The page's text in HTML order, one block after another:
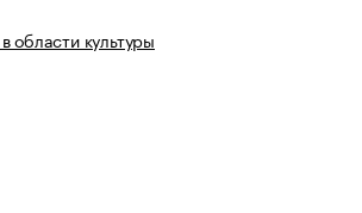
области культуры